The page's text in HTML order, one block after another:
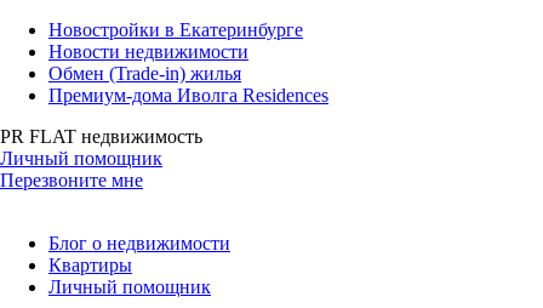
Новостройки в Екатеринбурге
Новости недвижимости
Обмен (Trade-in) жилья
Премиум-дома Иволга Residences
PR FLAT недвижимость
Личный помощник
Перезвоните мне
Блог о недвижимости
Квартиры
Личный помощник